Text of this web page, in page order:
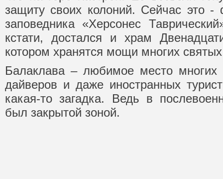
защиту своих колоний. Сейчас это -
заповедника «Херсонес
кстати, достался и храм
котором хранятся мощи многих
Балаклава – любимое место многих
дайверов и даже иностранных
какая-то загадка. Ведь в
был закрытой зоной.